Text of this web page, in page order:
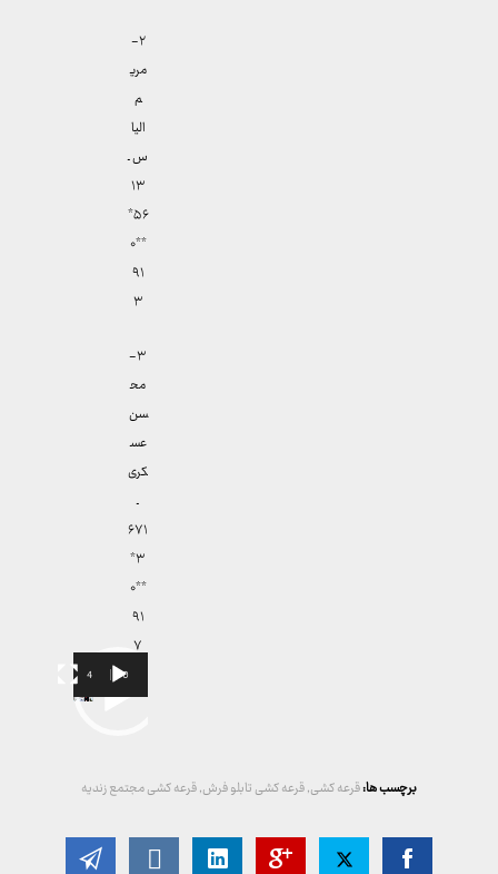
۲-
مری
م
الیا
س ـ
۱۳
۵۶*
**۰
۹۱
۳
۳-
مح
سن
عس
کری
ـ
۶۷۱
۳*
**۰
۹۱
۷
نمایشگر
00:00
00:34
برچسب ها:قرعه کشی,قرعه کشی تابلو فرش,قرعه کشی مجتمع زندیه